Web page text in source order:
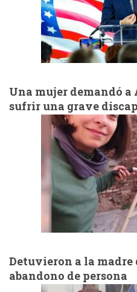
Una mujer demandó a
sufrir una grave
Detuvieron a la madre
abandono de persona